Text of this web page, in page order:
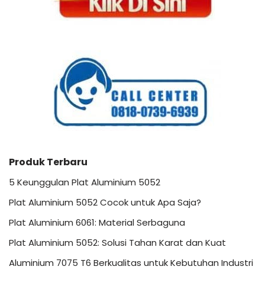
Produk Terbaru
5 Keunggulan Plat Aluminium 5052
Plat Aluminium 5052 Cocok untuk Apa Saja?
Plat Aluminium 6061: Material Serbaguna
Plat Aluminium 5052: Solusi Tahan Karat dan Kuat
Aluminium 7075 T6 Berkualitas untuk Kebutuhan Industri